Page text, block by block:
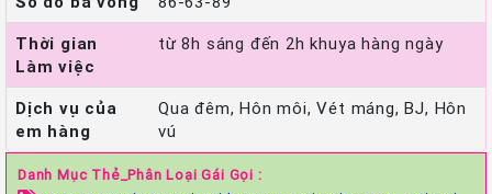
Thời gian
Làm việc
từ 8h sáng đến 2h khuya hàng ngày
Dịch vụ của
em hàng
Qua đêm, Hôn môi, Vét máng, BJ, Hôn
vú
Danh Mục Thẻ_Phân Loại Gái Gọi :